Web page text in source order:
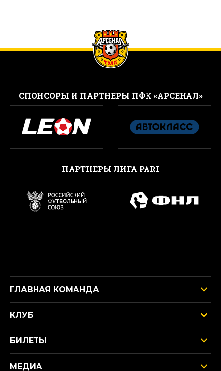
CПОНСОРЫ И ПАРТНЕРЫ ПФК «АРСЕНАЛ»
ПАРТНЕРЫ ЛИГА PARI
ГЛАВНАЯ КОМАНДА
КЛУБ
БИЛЕТЫ
МЕДИА